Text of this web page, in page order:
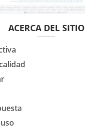
ACERCA DEL SITIO